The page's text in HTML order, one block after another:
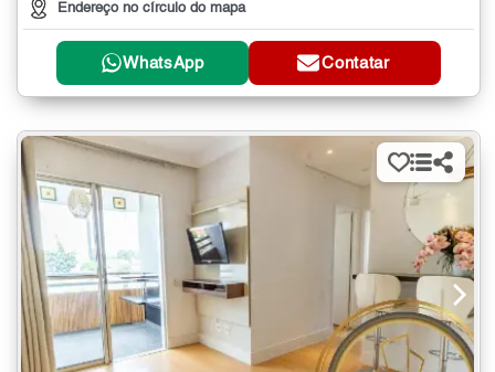
Endereço no círculo do mapa
WhatsApp Contatar